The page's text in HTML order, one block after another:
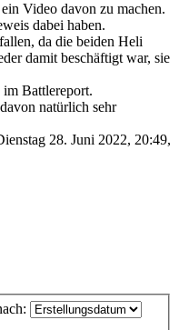
Video davon zu machen.
dabei haben.
da die beiden Heli
damit beschäftigt war, sie
Battlereport.
natürlich sehr
28. Juni 2022, 20:49,